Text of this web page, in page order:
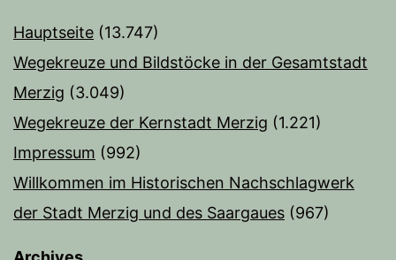
Hauptseite (13.747)
Wegekreuze und Bildstöcke in der Gesamtstadt
Merzig (3.049)
Wegekreuze der Kernstadt Merzig (1.221)
Impressum (992)
Willkommen im Historischen Nachschlagwerk
der Stadt Merzig und des Saargaues (967)